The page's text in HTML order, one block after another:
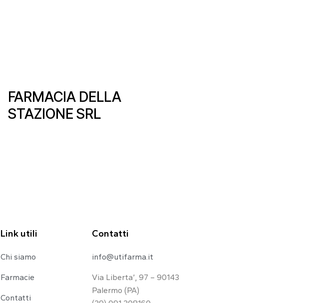
FARMACIA DELLA
STAZIONE SRL
Link utili
Chi siamo
Farmacie
Contatti
Contatti
info@utifarma.it
Via Liberta’, 97 – 90143
Palermo (PA)